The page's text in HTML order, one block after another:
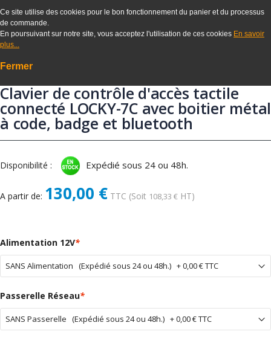
Ce site utilise des cookies pour le bon fonctionnement du panier et du processus
de commande.
En poursuivant sur notre site, vous acceptez l'utilisation de ces cookies En savoir
plus...
Fermer
Clavier de contrôle d'accès tactile
connecté LOCKY-7C avec boitier métal
à code, badge et bluetooth
Disponibilité : Expédié sous 24 ou 48h.
A partir de: 130,00 € TTC (Soit 108,33 € HT)
Alimentation 12V*
Passerelle Réseau*